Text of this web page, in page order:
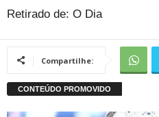
Retirado de: O Dia
Compartilhe: